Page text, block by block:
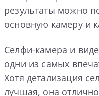
результаты можно
основную камеру и
Селфи-камера и
одни из самых
Хотя детализация
лучшая, она